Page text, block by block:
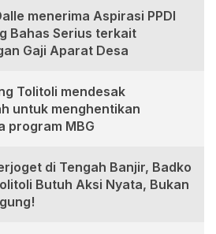
menerima Aspirasi PPDI
Bahas Serius terkait
Gaji Aparat Desa
Tolitoli mendesak
untuk menghentikan
program MBG
di Tengah Banjir, Badko
Butuh Aksi Nyata, Bukan